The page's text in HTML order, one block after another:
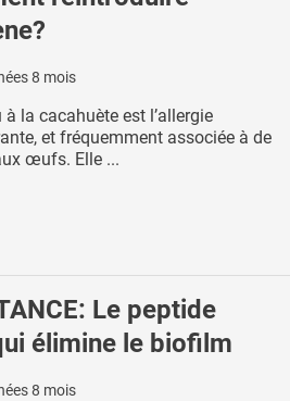
8 mois
à la cacahuète est l’allergie
et fréquemment associée à de
œufs. Elle ...
Le peptide
élimine le biofilm
8 mois